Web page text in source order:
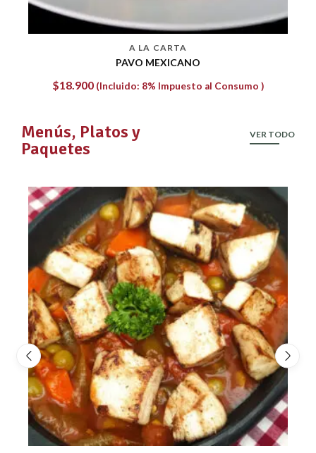
A LA CARTA
CARNE DESMECHADA
$14.364 (Incluido: 8% Impuesto al Consumo )
Menús, Platos y
Paquetes
VER TODO